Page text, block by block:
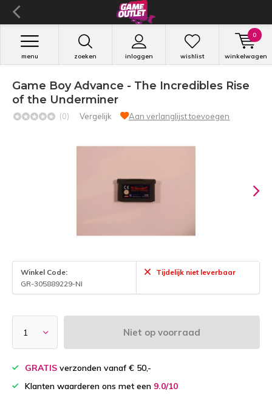
zoeken inloggen
menu wishlist winkelwagen
0
Game Boy Advance - The Incredibles Rise
of the Underminer
(0) Vergelijk Aan verlanglijst toevoegen
Winkel Code:
GR-305889229-NI
Tijdelijk niet leverbaar
Niet op voorraad
GRATIS verzonden vanaf € 50,-
Klanten waarderen ons met een 9.0/10